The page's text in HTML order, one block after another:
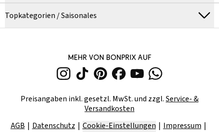
Topkategorien / Saisonales
MEHR VON BONPRIX AUF
Preisangaben inkl. gesetzl. MwSt. und zzgl.Service- &
Versandkosten
AGB
Datenschutz Cookie-Einstellungen Impressum